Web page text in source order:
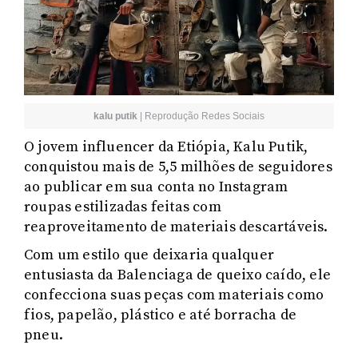
kalu putik | Reprodução Redes Sociais
O jovem influencer da Etiópia, Kalu Putik,
conquistou mais de 5,5 milhões de seguidores
ao publicar em sua conta no Instagram
roupas estilizadas feitas com
reaproveitamento de materiais descartáveis.
Com um estilo que deixaria qualquer
entusiasta da Balenciaga de queixo caído, ele
confecciona suas peças com materiais como
fios, papelão, plástico e até borracha de
pneu.